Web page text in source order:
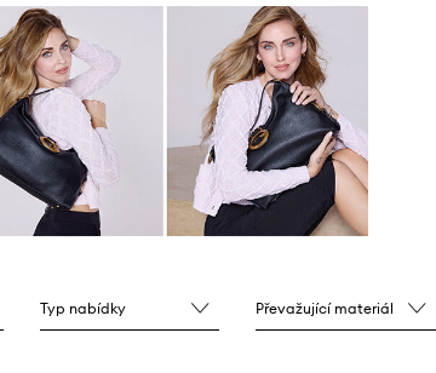
Typ nabídky Převažující materiál